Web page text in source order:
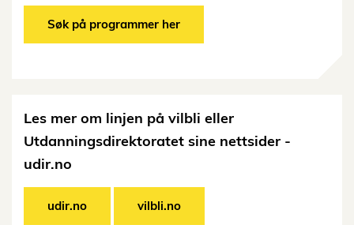
Søk på programmer her
Les mer om linjen på vilbli eller
Utdanningsdirektoratet sine nettsider -
udir.no
udir.no vilbli.no